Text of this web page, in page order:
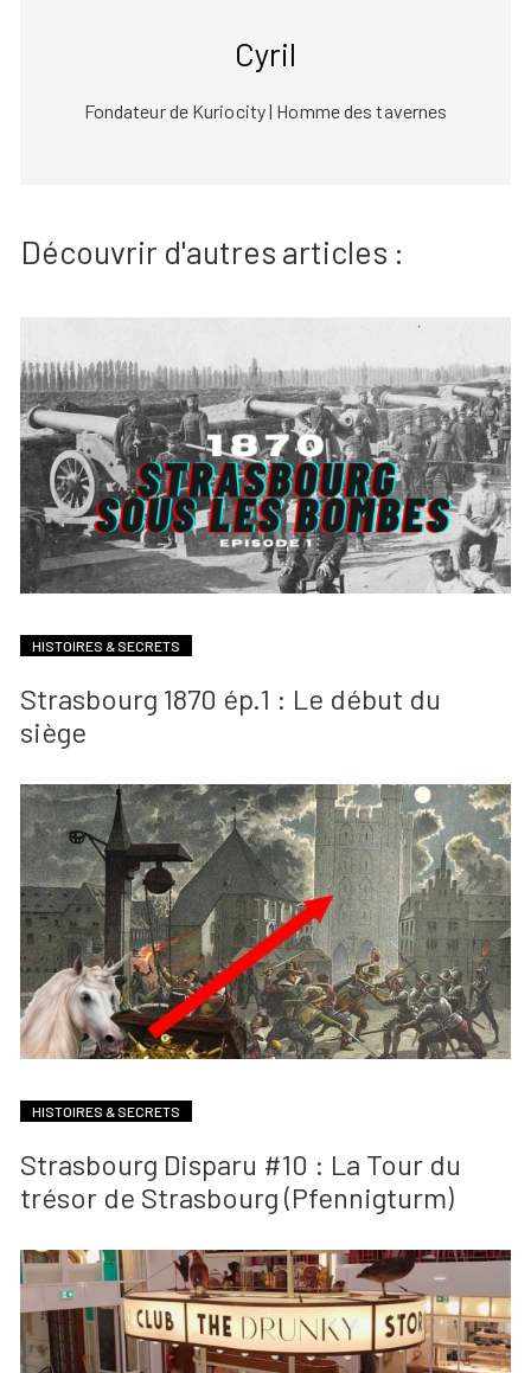
Cyril
Fondateur de Kuriocity | Homme des tavernes
Découvrir d'autres articles :
HISTOIRES & SECRETS
Strasbourg 1870 ép.1 : Le début du
siège
HISTOIRES & SECRETS
Strasbourg Disparu #10 : La Tour du
trésor de Strasbourg (Pfennigturm)